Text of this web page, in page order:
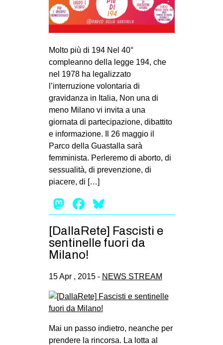
Molto più di 194 Nel 40°
compleanno della legge 194, che
nel 1978 ha legalizzato
l’interruzione volontaria di
gravidanza in Italia, Non una di
meno Milano vi invita a una
giornata di partecipazione, dibattito
e informazione. Il 26 maggio il
Parco della Guastalla sarà
femminista. Perleremo di aborto, di
sessualità, di prevenzione, di
piacere, di […]
Mastodon
Facebook
[DallaRete] Fascisti e
sentinelle fuori da
Milano!
15 Apr , 2015 - NEWS STREAM
Mai un passo indietro, neanche per
prendere la rincorsa. La lotta al